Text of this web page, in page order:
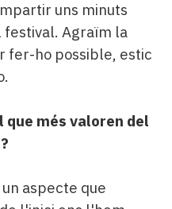
uns minuts
festival. Agraïm la
fer-ho possible, estic
que més valoren del
aspecte que